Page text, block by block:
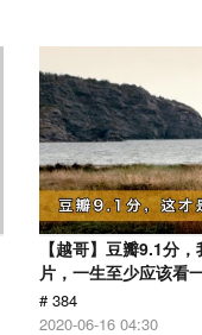
【越哥】豆瓣9.1分
片，一生至少应该看
# 384
2020-06-16 04:30